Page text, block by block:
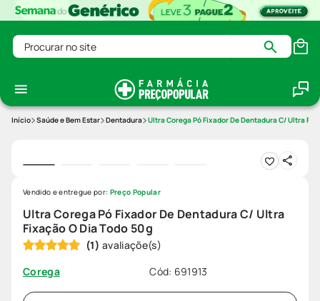
Procurar no site
Saúde e Bem Estar Dentadura Ultra Corega Pó Fixador De Dentadura C/ Ultra
Ultra Corega Pó Fixador De Dentadura C/ Ultra
Fixação O Dia Todo 50g
(1)
Corega
Cód: 691913
Vendido e entregue por: Preço Popular